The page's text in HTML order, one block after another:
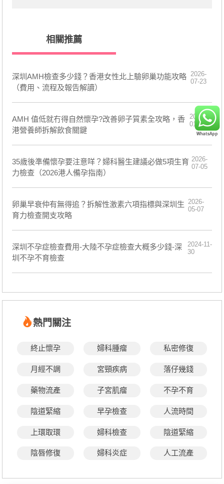
相關推薦
深圳AMH檢查多少錢？香港女性北上驗卵巢功能攻略
（費用、流程及報告解讀）
2026-
07-23
AMH 值低就冇得自然懷孕?改善卵子質素全攻略，香
港營養師拆解飲食關鍵
2026-
01-08
35歲後準備懷孕要注意咩？婦科醫生建議必做5項生育
力檢查（2026港人備孕指南）
2026-
07-05
卵巢早衰仲有無得追？拆解性激素六項指標與深圳生
育力檢查開支攻略
2026-
05-07
深圳不孕症檢查費用-大陸不孕症檢查大概多少錢-深
圳不孕不育檢查
2024-11-
30
熱門關注
終止懷孕 婦科腫瘤 私密修復
月經不調 宮頸疾病 落仔幾錢
藥物流產 子宮肌瘤 不孕不育
陰道緊縮 早孕檢查 人流時間
上環取環 婦科檢查 陰道緊縮
陰唇修復 婦科炎症 人工流產